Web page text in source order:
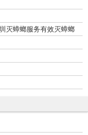
灭蟑螂服务有效灭蟑螂